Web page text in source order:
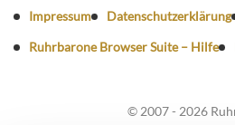
Impressum Datenschutzerklärung
Ruhrbarone Browser Suite – Hilfe
© 2007 - 2026